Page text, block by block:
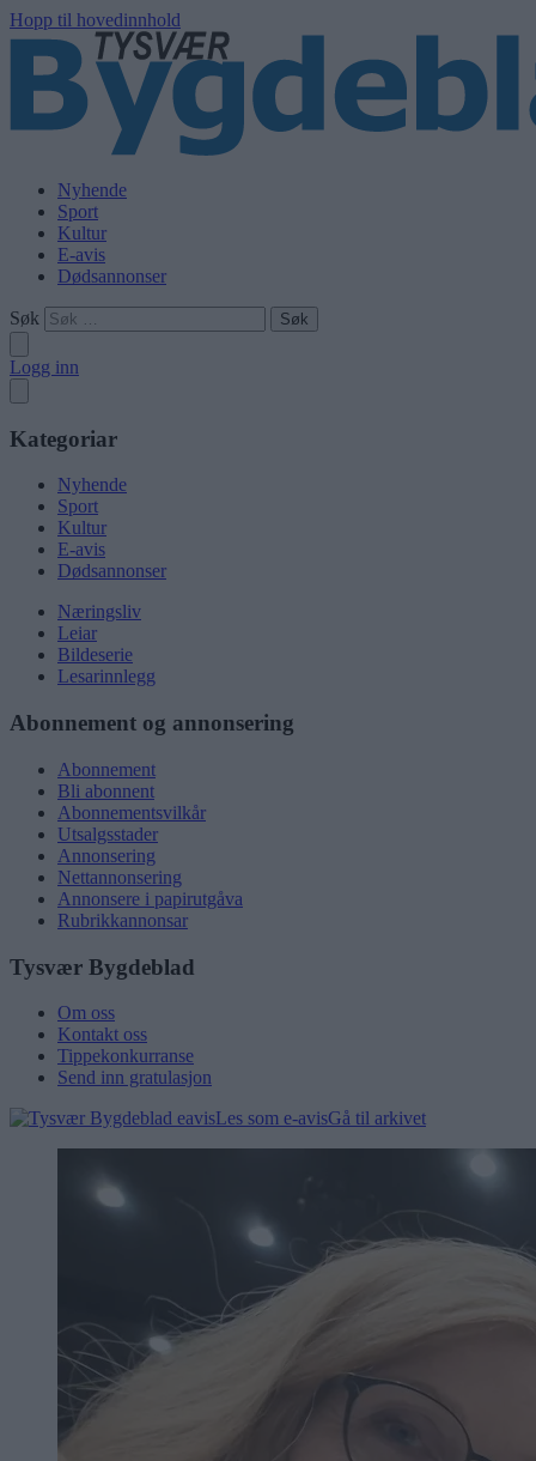
Hopp til hovedinnhold
Nyhende
Sport
Kultur
E-avis
Dødsannonser
Søk
Logg inn
Kategoriar
Nyhende
Sport
Kultur
E-avis
Dødsannonser
Næringsliv
Leiar
Bildeserie
Lesarinnlegg
Abonnement og annonsering
Abonnement
Bli abonnent
Abonnementsvilkår
Utsalgsstader
Annonsering
Nettannonsering
Annonsere i papirutgåva
Rubrikkannonsar
Tysvær Bygdeblad
Om oss
Kontakt oss
Tippekonkurranse
Send inn gratulasjon
Les som e-avisGå til arkivet